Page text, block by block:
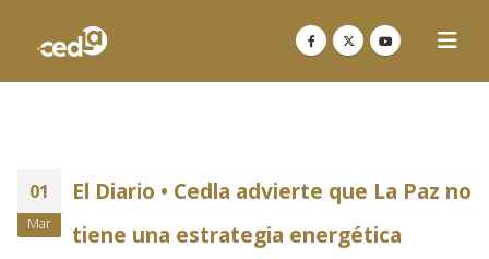
01
Mar
El Diario • Cedla advierte que La Paz no
tiene una estrategia energética